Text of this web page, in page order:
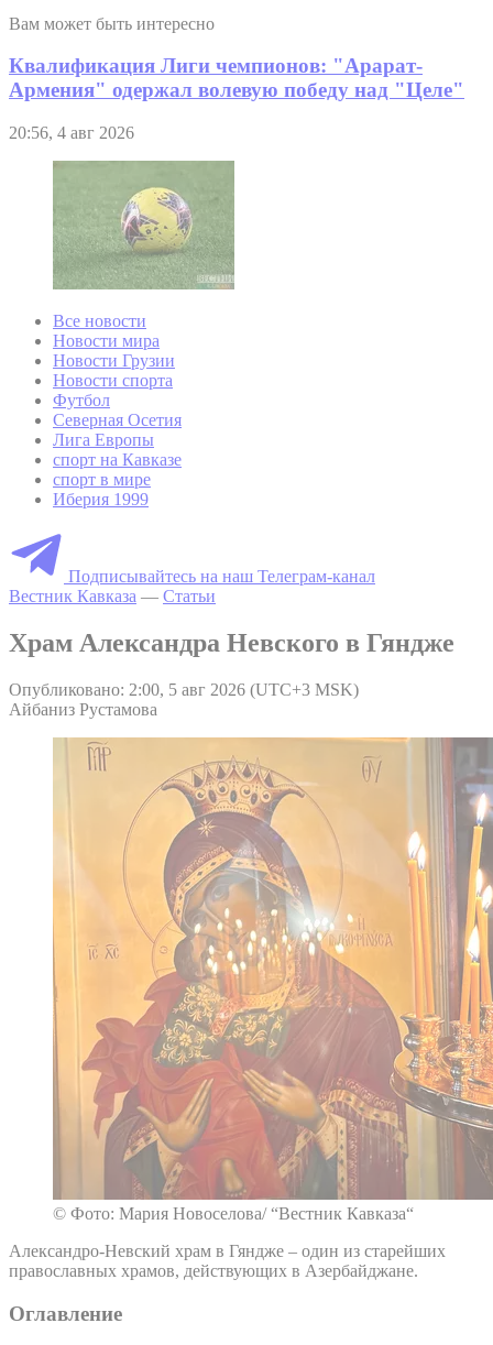
Вам может быть интересно
Квалификация Лиги чемпионов: "Арарат-
Армения" одержал волевую победу над "Целе"
20:56, 4 авг 2026
Все новости
Новости мира
Новости Грузии
Новости спорта
Футбол
Северная Осетия
Лига Европы
спорт на Кавказе
спорт в мире
Иберия 1999
Подписывайтесь на наш Телеграм-канал
Вестник Кавказа — Статьи
Храм Александра Невского в Гяндже
Опубликовано: 2:00, 5 авг 2026 (UTC+3 MSK)
Айбаниз Рустамова
© Фото: Мария Новоселова/ “Вестник Кавказа“
Александро-Невский храм в Гяндже – один из старейших
православных храмов, действующих в Азербайджане.
Оглавление